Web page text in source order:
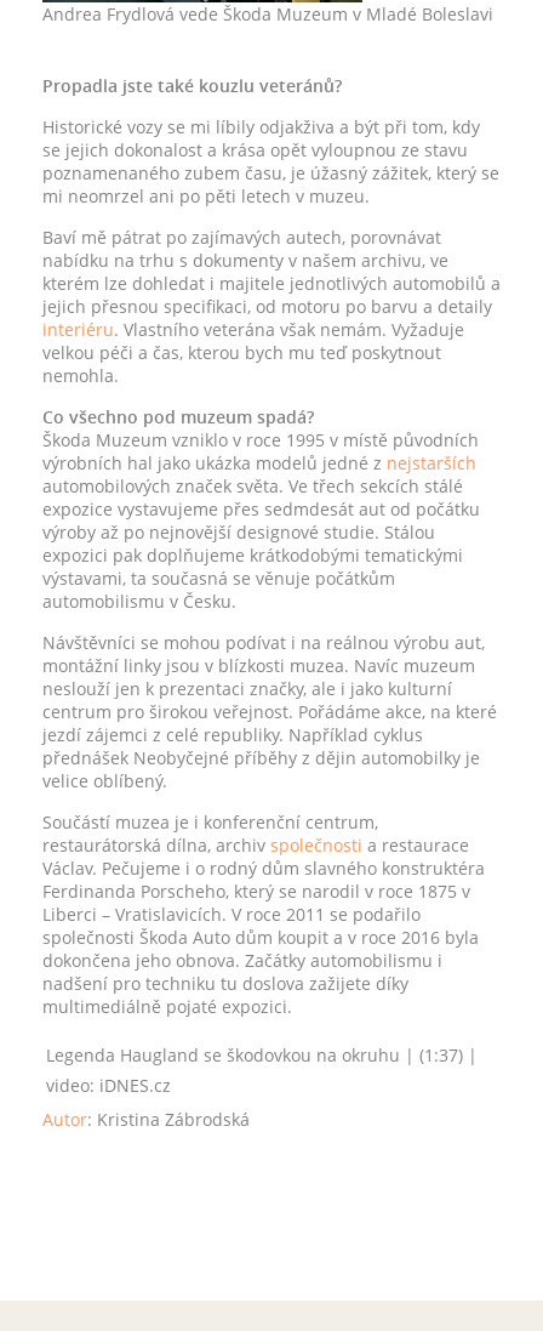
Andrea Frydlová vede Škoda Muzeum v Mladé Boleslavi
Propadla jste také kouzlu veteránů?
Historické vozy se mi líbily odjakživa a být při tom, kdy
se jejich dokonalost a krása opět vyloupnou ze stavu
poznamenaného zubem času, je úžasný zážitek, který se
mi neomrzel ani po pěti letech v muzeu.
Baví mě pátrat po zajímavých autech, porovnávat
nabídku na trhu s dokumenty v našem archivu, ve
kterém lze dohledat i majitele jednotlivých automobilů a
jejich přesnou specifikaci, od motoru po barvu a detaily
interiéru. Vlastního veterána však nemám. Vyžaduje
velkou péči a čas, kterou bych mu teď poskytnout
nemohla.
Co všechno pod muzeum spadá?
Škoda Muzeum vzniklo v roce 1995 v místě původních
výrobních hal jako ukázka modelů jedné z nejstarších
automobilových značek světa. Ve třech sekcích stálé
expozice vystavujeme přes sedmdesát aut od počátku
výroby až po nejnovější designové studie. Stálou
expozici pak doplňujeme krátkodobými tematickými
výstavami, ta současná se věnuje počátkům
automobilismu v Česku.
Návštěvníci se mohou podívat i na reálnou výrobu aut,
montážní linky jsou v blízkosti muzea. Navíc muzeum
neslouží jen k prezentaci značky, ale i jako kulturní
centrum pro širokou veřejnost. Pořádáme akce, na které
jezdí zájemci z celé republiky. Například cyklus
přednášek Neobyčejné příběhy z dějin automobilky je
velice oblíbený.
Součástí muzea je i konferenční centrum,
restaurátorská dílna, archiv společnosti a restaurace
Václav. Pečujeme i o rodný dům slavného konstruktéra
Ferdinanda Porscheho, který se narodil v roce 1875 v
Liberci – Vratislavicích. V roce 2011 se podařilo
společnosti Škoda Auto dům koupit a v roce 2016 byla
dokončena jeho obnova. Začátky automobilismu i
nadšení pro techniku tu doslova zažijete díky
multimediálně pojaté expozici.
Legenda Haugland se škodovkou na okruhu | (1:37) |
video: iDNES.cz
Autor: Kristina Zábrodská